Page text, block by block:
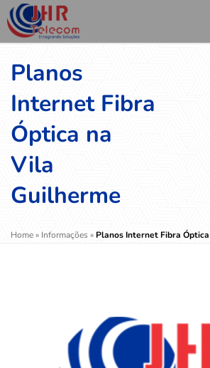
Planos
Internet Fibra
Óptica na
Vila
Guilherme
Home» Informações»Planos Internet Fibra